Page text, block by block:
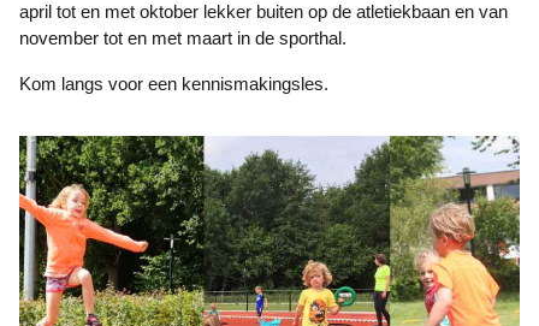
april tot en met oktober lekker buiten op de atletiekbaan en van
november tot en met maart in de sporthal.
Kom langs voor een kennismakingsles.